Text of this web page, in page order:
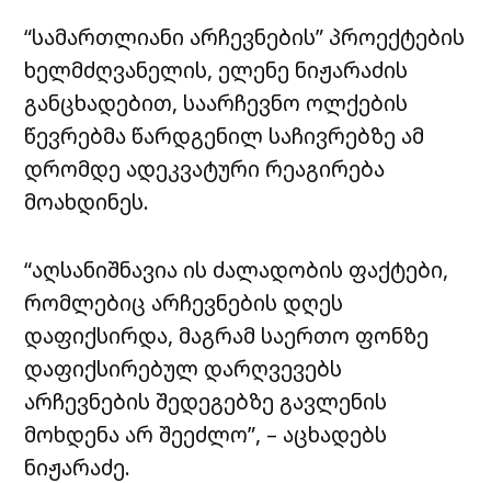
“სამართლიანი არჩევნების” პროექტების
ხელმძღვანელის, ელენე ნიჟარაძის
განცხადებით, საარჩევნო ოლქების
წევრებმა წარდგენილ საჩივრებზე ამ
დრომდე ადეკვატური რეაგირება
მოახდინეს.
“აღსანიშნავია ის ძალადობის ფაქტები,
რომლებიც არჩევნების დღეს
დაფიქსირდა, მაგრამ საერთო ფონზე
დაფიქსირებულ დარღვევებს
არჩევნების შედეგებზე გავლენის
მოხდენა არ შეეძლო”, – აცხადებს
ნიჟარაძე.